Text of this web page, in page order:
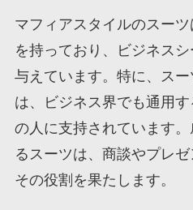
マフィアスタイルのスー
を持っており、ビジネス
与えています。特に、ス
は、ビジネス界でも通用
の人に支持されています
るスーツは、商談やプレ
その役割を果たします。